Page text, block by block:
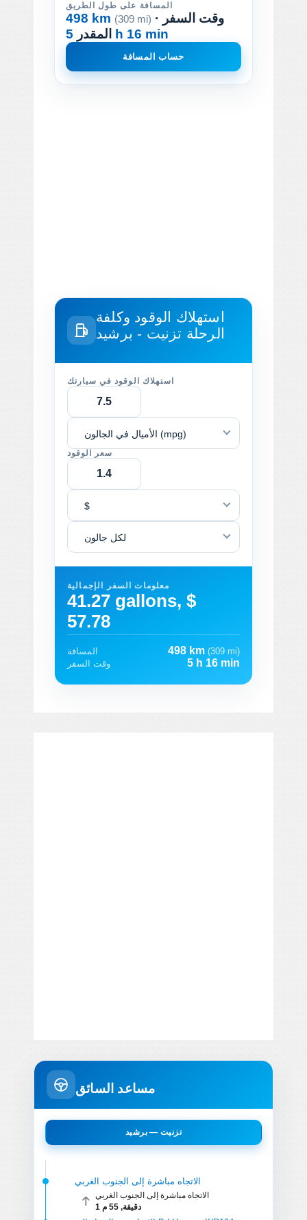
المسافة على طول الطريق
498 km (309 mi) · وقت السفر
المقدر 5 h 16 min
حساب المسافة
استهلاك الوقود وكلفة
الرحلة تزنيت - برشيد
استهلاك الوقود في سيارتك
الأميال في الجالون (mpg)
سعر الوقود
$
لكل جالون
معلومات السفر الإجمالية
41.27 gallons, $
57.78
المسافة 498 km (309 mi)
وقت السفر
5 h 16 min
مساعد السائق
تزنيت — برشيد
الاتجاه مباشرة إلى الجنوب الغربي
الاتجاه مباشرة إلى الجنوب الغربي
1 دقيقة, 55 م